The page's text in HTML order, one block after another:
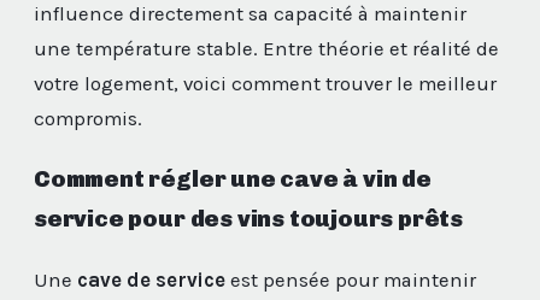
influence directement sa capacité à maintenir
une température stable. Entre théorie et réalité de
votre logement, voici comment trouver le meilleur
compromis.
Comment régler une cave à vin de
service pour des vins toujours prêts
Une cave de service est pensée pour maintenir